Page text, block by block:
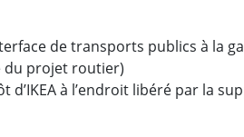
de transports publics à la
du projet routier)
à l’endroit libéré par la